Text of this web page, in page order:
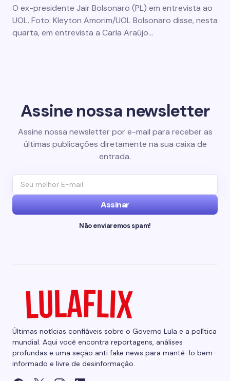
O ex-presidente Jair Bolsonaro (PL) em entrevista ao
UOL. Foto: Kleyton Amorim/UOL Bolsonaro disse, nesta
quarta, em entrevista a Carla Araújo…
Assine nossa newsletter
Assine nossa newsletter por e-mail para receber as
últimas publicações diretamente na sua caixa de
entrada.
Assinar
Não enviaremos spam!
Últimas notícias confiáveis sobre o Governo Lula e a política
mundial. Aqui você encontra reportagens, análises
profundas e uma seção anti fake news para mantê-lo bem-
informado e livre de desinformação.